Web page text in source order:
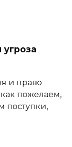
и право
пожелаем,
поступки,